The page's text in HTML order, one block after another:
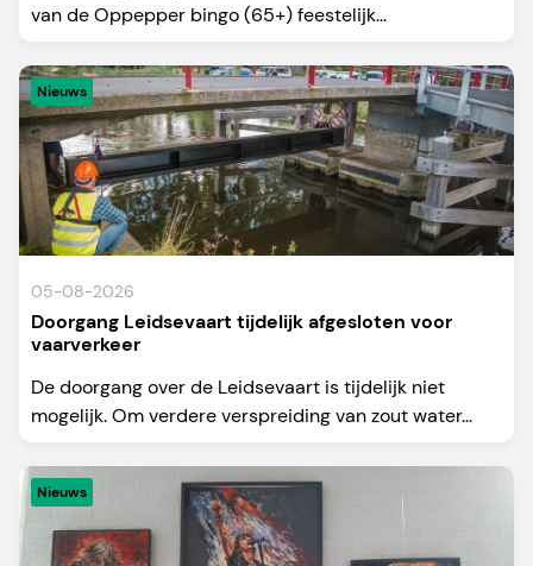
van de Oppepper bingo (65+) feestelijk...
Nieuws
05-08-2026
Doorgang Leidsevaart tijdelijk afgesloten voor
vaarverkeer
De doorgang over de Leidsevaart is tijdelijk niet
mogelijk. Om verdere verspreiding van zout water...
Nieuws